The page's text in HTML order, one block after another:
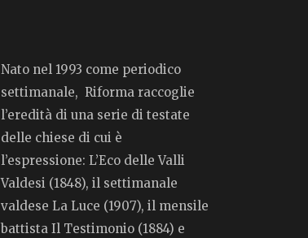
Nato nel 1993 come periodico
settimanale, Riforma raccoglie
l’eredità di una serie di testate
delle chiese di cui è
l’espressione: L’Eco delle Valli
Valdesi (1848), il settimanale
valdese La Luce (1907), il mensile
battista Il Testimonio (1884) e